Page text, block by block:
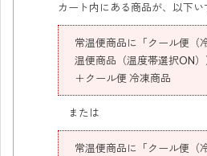
カート内にある商品が、以下
常温便商品に「クール便（
温便商品（温度帯選択ON）
＋クール便 冷凍商品
または
常温便商品に「クール便（